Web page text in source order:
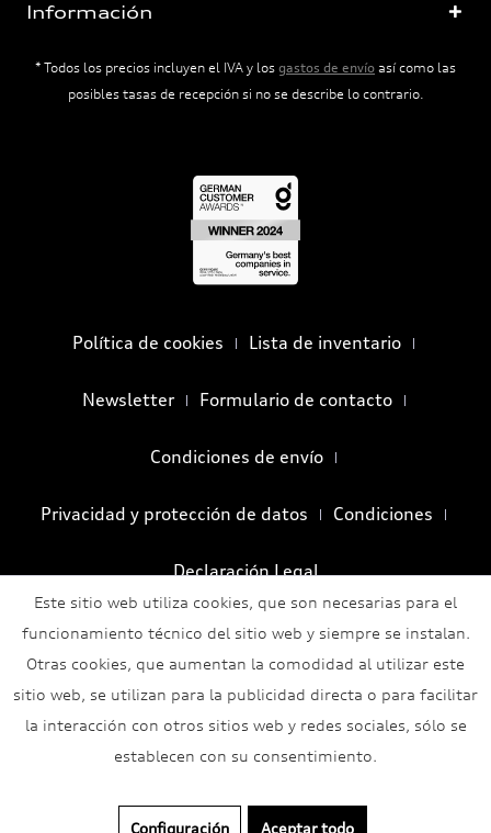
Información
* Todos los precios incluyen el IVA y los gastos de envío así como las
posibles tasas de recepción si no se describe lo contrario.
Política de cookies Lista de inventario
Newsletter Formulario de contacto
Condiciones de envío
Privacidad y protección de datos Condiciones
Declaración Legal
Este sitio web utiliza cookies, que son necesarias para el
funcionamiento técnico del sitio web y siempre se instalan.
Otras cookies, que aumentan la comodidad al utilizar este
sitio web, se utilizan para la publicidad directa o para facilitar
la interacción con otros sitios web y redes sociales, sólo se
establecen con su consentimiento.
Configuración Aceptar todo